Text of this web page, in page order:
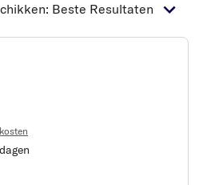
Beste Resultaten